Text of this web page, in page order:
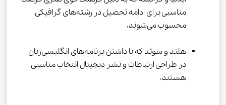
مناسبی برای ادامه تحصیل در رشته‌های گرافیکی
محسوب می‌شوند،
هلند و سوئد که با داشتن برنامه‌های انگلیسی‌زبان
در طراحی ارتباطات و نشر دیجیتال انتخاب مناسبی
هستند،